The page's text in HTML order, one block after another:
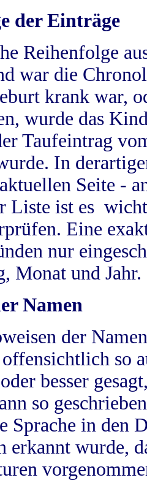
der Einträge
Reihenfolge
war die
krank war,
wurde das
Taufeintrag
In
Seite -
Liste ist es
Eine
nur
Monat und Jahr.
Namen
der
so
besser
so
Sprache in
erkannt wurde,